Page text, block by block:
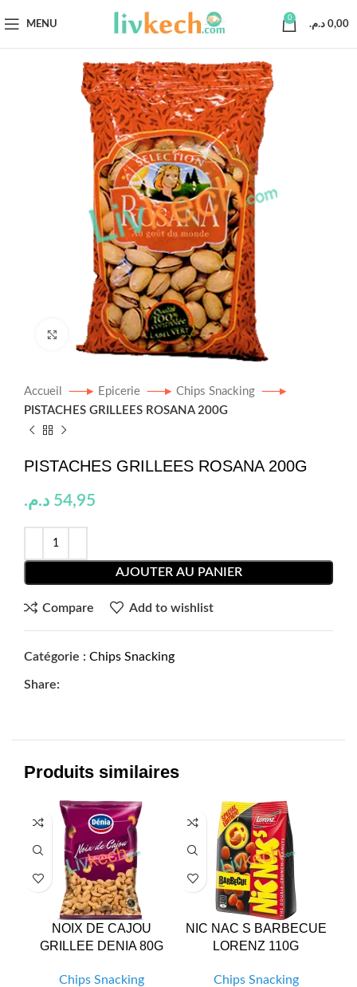
MENU
0
0,00 د.م.
Click to enlarge
Accueil Epicerie
Chips Snacking
PISTACHES GRILLEES ROSANA 200G
PISTACHES GRILLEES ROSANA 200G
54,95 د.م.
AJOUTER AU PANIER
Compare Add to wishlist
Catégorie : Chips Snacking
Share:
Produits similaires
NOIX DE CAJOU
GRILLEE DENIA 80G
Chips Snacking
NIC NAC S BARBECUE
LORENZ 110G
Chips Snacking